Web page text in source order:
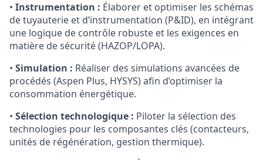
• Instrumentation : Élaborer et optimiser les schémas
de tuyauterie et d’instrumentation (P&ID), en intégrant
une logique de contrôle robuste et les exigences en
matière de sécurité (HAZOP/LOPA).
• Simulation : Réaliser des simulations avancées de
procédés (Aspen Plus, HYSYS) afin d’optimiser la
consommation énergétique.
• Sélection technologique : Piloter la sélection des
technologies pour les composantes clés (contacteurs,
unités de régénération, gestion thermique).